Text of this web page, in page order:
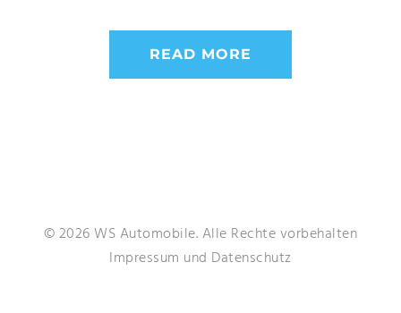
READ MORE
© 2026 WS Automobile. Alle Rechte vorbehalten
Impressum und Datenschutz